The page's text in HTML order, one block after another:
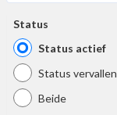
Status
Status actief
Status vervallen
Beide